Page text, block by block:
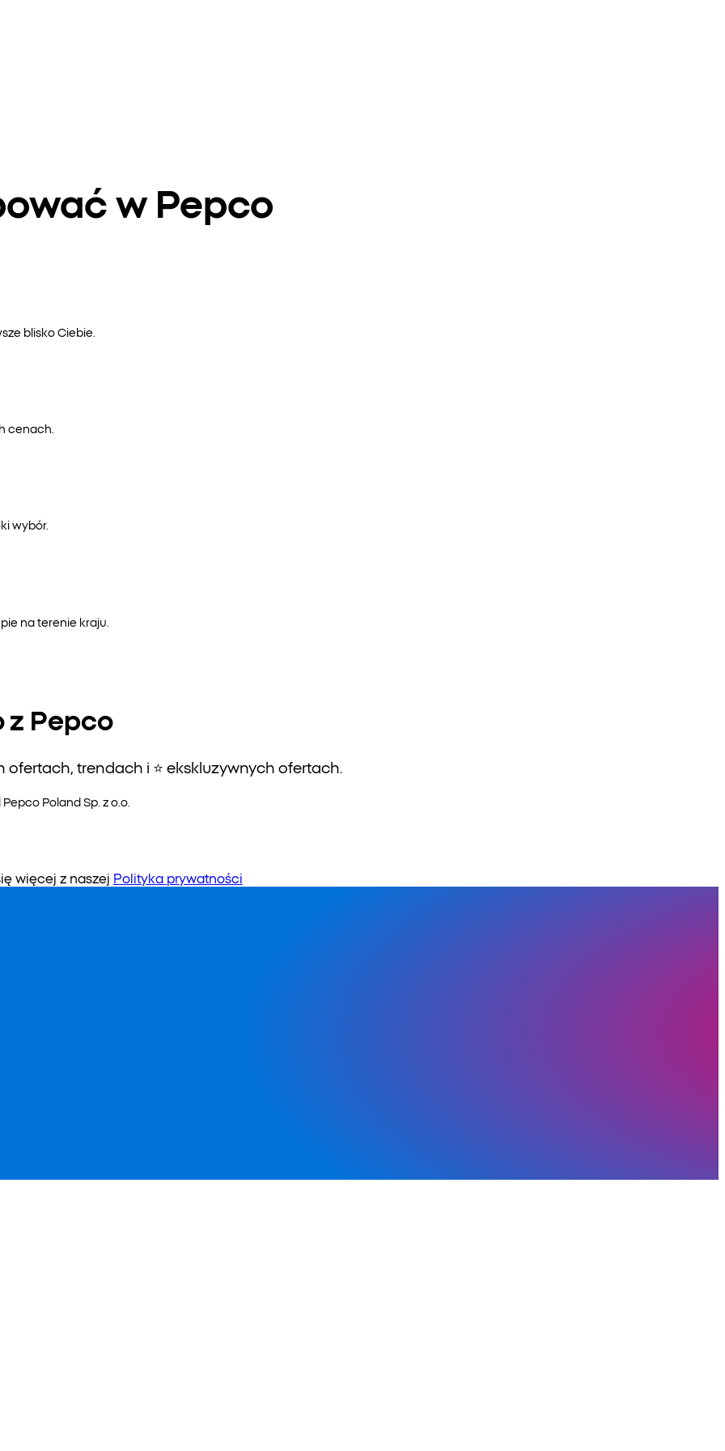
w Pepco
blisko Ciebie.
cenach.
wybór.
na terenie kraju.
z Pepco
trendach i ⭐️ ekskluzywnych ofertach.
Poland Sp. z o.o.
więcej z naszej Polityka prywatności